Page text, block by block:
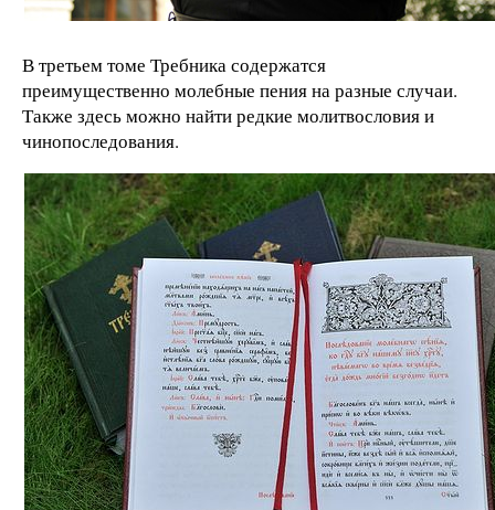
В третьем томе Требника содержатся
преимущественно молебные пения на разные случаи.
Также здесь можно найти редкие молитвословия и
чинопоследования.